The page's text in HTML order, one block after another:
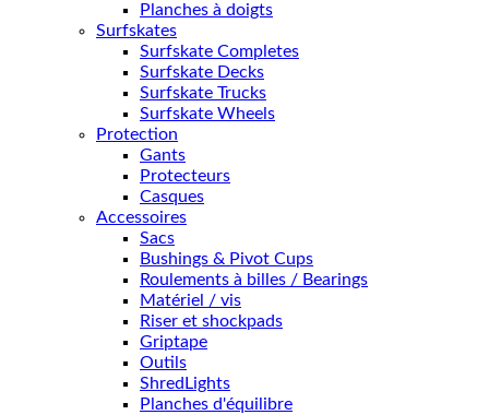
Planches à doigts
Surfskates
Surfskate Completes
Surfskate Decks
Surfskate Trucks
Surfskate Wheels
Protection
Gants
Protecteurs
Casques
Accessoires
Sacs
Bushings & Pivot Cups
Roulements à billes / Bearings
Matériel / vis
Riser et shockpads
Griptape
Outils
ShredLights
Planches d'équilibre